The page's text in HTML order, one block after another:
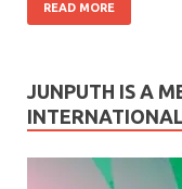
READ MORE
JUNPUTH IS A